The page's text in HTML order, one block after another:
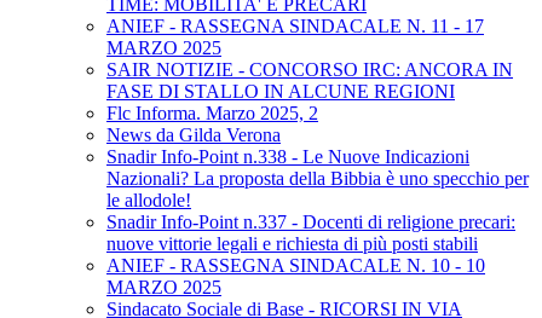
TIME: MOBILITA' E PRECARI
ANIEF - RASSEGNA SINDACALE N. 11 - 17
MARZO 2025
SAIR NOTIZIE - CONCORSO IRC: ANCORA IN
FASE DI STALLO IN ALCUNE REGIONI
Flc Informa. Marzo 2025, 2
News da Gilda Verona
Snadir Info-Point n.338 - Le Nuove Indicazioni
Nazionali? La proposta della Bibbia è uno specchio per
le allodole!
Snadir Info-Point n.337 - Docenti di religione precari:
nuove vittorie legali e richiesta di più posti stabili
ANIEF - RASSEGNA SINDACALE N. 10 - 10
MARZO 2025
Sindacato Sociale di Base - RICORSI IN VIA